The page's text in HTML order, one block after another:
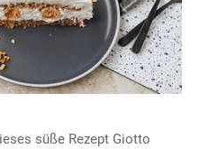
süße Rezept Giotto